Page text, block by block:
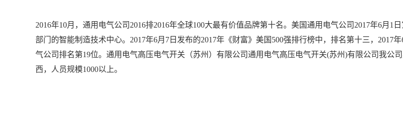
2016年10月，通用电气公司 2016排2016年全球100大最有价值品牌第十名。美国通用电气公司 2017年6月 1
部门的智能制造技术中心。 2017年6月 7 日发布的2017年《财富》美国 500强排行榜中，排名第十三， 2017年
气公司排名第19位。 通用电气高压电气开关（苏州）有限公司通用电气高压电气开关(苏州)有限公司我公
西，人员规模1000以上。